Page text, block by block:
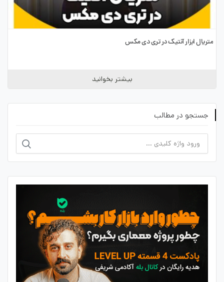
متریال ابزار آنتیک در تری دی مکس
بیشتر بخوانید
جستجو در مطالب